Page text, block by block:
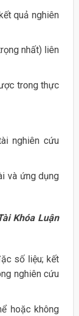
quả nghiên
nhất) liên
trong thực
nghiên cứu
và ứng dụng
Khóa Luận
số liệu; kết
nghiên cứu
hoặc không